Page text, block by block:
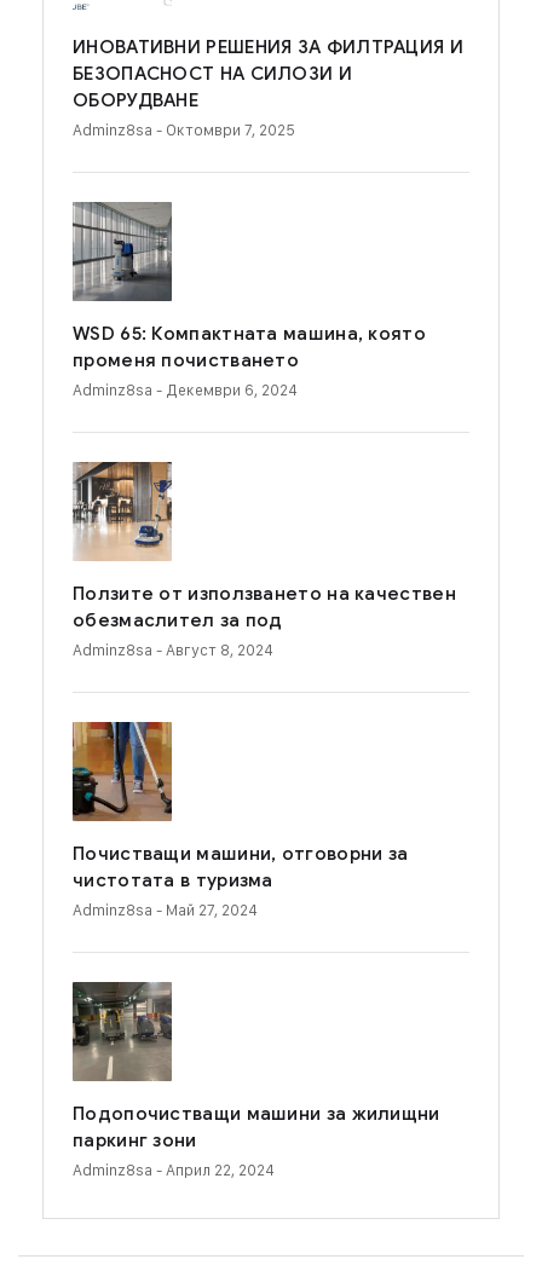
ИНОВАТИВНИ РЕШЕНИЯ ЗА ФИЛТРАЦИЯ И
БЕЗОПАСНОСТ НА СИЛОЗИ И
ОБОРУДВАНЕ
Adminz8sa - Октомври 7, 2025
WSD 65: Компактната машина, която
променя почистването
Adminz8sa - Декември 6, 2024
Ползите от използването на качествен
обезмаслител за под
Adminz8sa - Август 8, 2024
Почистващи машини, отговорни за
чистотата в туризма
Adminz8sa - Май 27, 2024
Подопочистващи машини за жилищни
паркинг зони
Adminz8sa - Април 22, 2024